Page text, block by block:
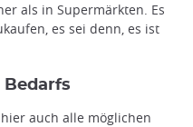
als in Supermärkten. Es
es sei denn, es ist
auch alle möglichen